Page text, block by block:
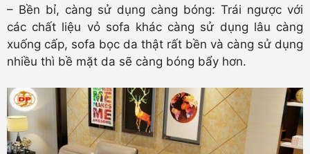
– Bền bỉ, càng sử dụng càng bóng: Trái ngược với
các chất liệu vỏ sofa khác càng sử dụng lâu càng
xuống cấp, sofa bọc da thật rất bền và càng sử dụng
nhiều thì bề mặt da sẽ càng bóng bẩy hơn.